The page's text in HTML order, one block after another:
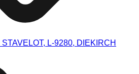
L-9280, DIEKIRCH